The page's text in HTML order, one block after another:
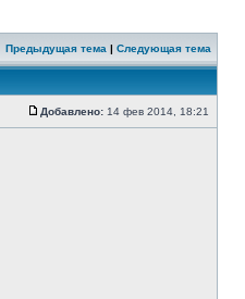
Предыдущая тема | Следующая тема
Добавлено: 14 фев 2014, 18:21